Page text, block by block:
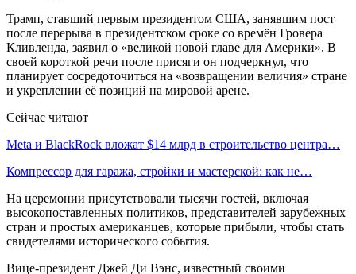
Трамп, ставший первым президентом США, занявшим пост
после перерыва в президентском сроке со времён Гровера
Кливленда, заявил о «великой новой главе для Америки». В
своей короткой речи после присяги он подчеркнул, что
планирует сосредоточиться на «возвращении величия» стране
и укреплении её позиций на мировой арене.
Сейчас читают
Meta и BlackRock вложат $14 млрд в строительство центра…
Компрессор для гаража, стройки и мастерской: как не…
На церемонии присутствовали тысячи гостей, включая
высокопоставленных политиков, представителей зарубежных
стран и простых американцев, которые прибыли, чтобы стать
свидетелями исторического события.
Вице-президент Джей Ди Вэнс, известный своими